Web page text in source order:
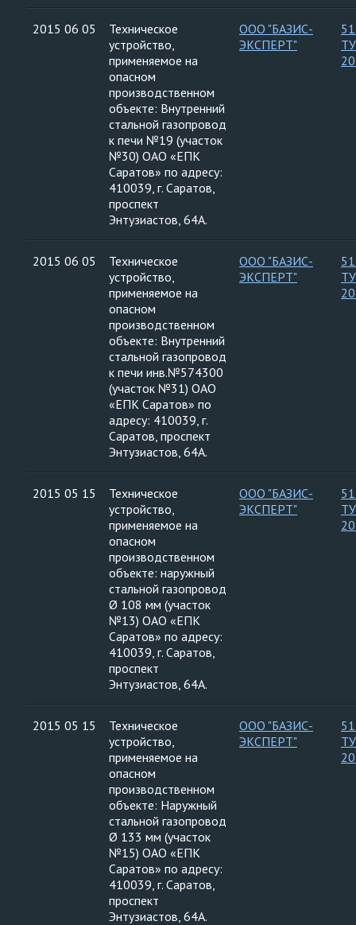
2015 06 05
Техническое
устройство,
применяемое на
опасном
производственном
объекте: Внутренний
стальной газопровод
к печи №19 (участок
№30) ОАО «ЕПК
Саратов» по адресу:
410039, г. Саратов,
проспект
Энтузиастов, 64А.
ООО "БАЗИС-
ЭКСПЕРТ"
2015 06 05
Техническое
устройство,
применяемое на
опасном
производственном
объекте: Внутренний
стальной газопровод
к печи инв.№574300
(участок №31) ОАО
«ЕПК Саратов» по
адресу: 410039, г.
Саратов, проспект
Энтузиастов, 64А.
ООО "БАЗИС-
ЭКСПЕРТ"
2015 05 15
Техническое
устройство,
применяемое на
опасном
производственном
объекте: наружный
стальной газопровод
Ø 108 мм (участок
№13) ОАО «ЕПК
Саратов» по адресу:
410039, г. Саратов,
проспект
Энтузиастов, 64А.
ООО "БАЗИС-
ЭКСПЕРТ"
2015 05 15
Техническое
устройство,
применяемое на
опасном
производственном
объекте: Наружный
стальной газопровод
Ø 133 мм (участок
№15) ОАО «ЕПК
Саратов» по адресу:
410039, г. Саратов,
проспект
Энтузиастов, 64А.
ООО "БАЗИС-
ЭКСПЕРТ"